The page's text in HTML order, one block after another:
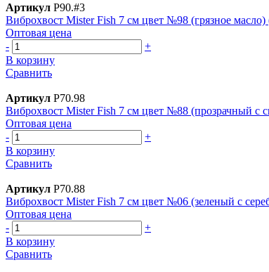
Артикул Р90.#3
Виброхвост Mister Fish 7 см цвет №98 (грязное
Оптовая цена
-
+
В корзину
Сравнить
Артикул Р70.98
Виброхвост Mister Fish 7 см цвет №88 (прозрачный с
Оптовая цена
-
+
В корзину
Сравнить
Артикул Р70.88
Виброхвост Mister Fish 7 см цвет №06 (зеленый с
Оптовая цена
-
+
В корзину
Сравнить